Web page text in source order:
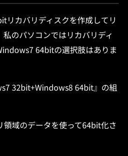
リカバリディスクを作成してリ
のパソコンではリカバリディ
64bitの選択肢はありま
32bit+Windows8 64bit』の組
領域のデータを使って64bit化さ